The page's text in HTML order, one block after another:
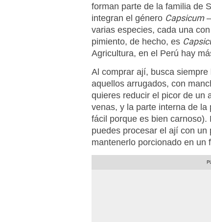
forman parte de la familia de
integran el género Capsicum
varias especies, cada una
pimiento, de hecho, es
Agricultura, en el Perú hay
Al comprar ají, busca
aquellos arrugados, con
quieres reducir el picor de un
venas, y la parte interna de
fácil porque es bien
puedes procesar el ají con
mantenerlo porcionado en un